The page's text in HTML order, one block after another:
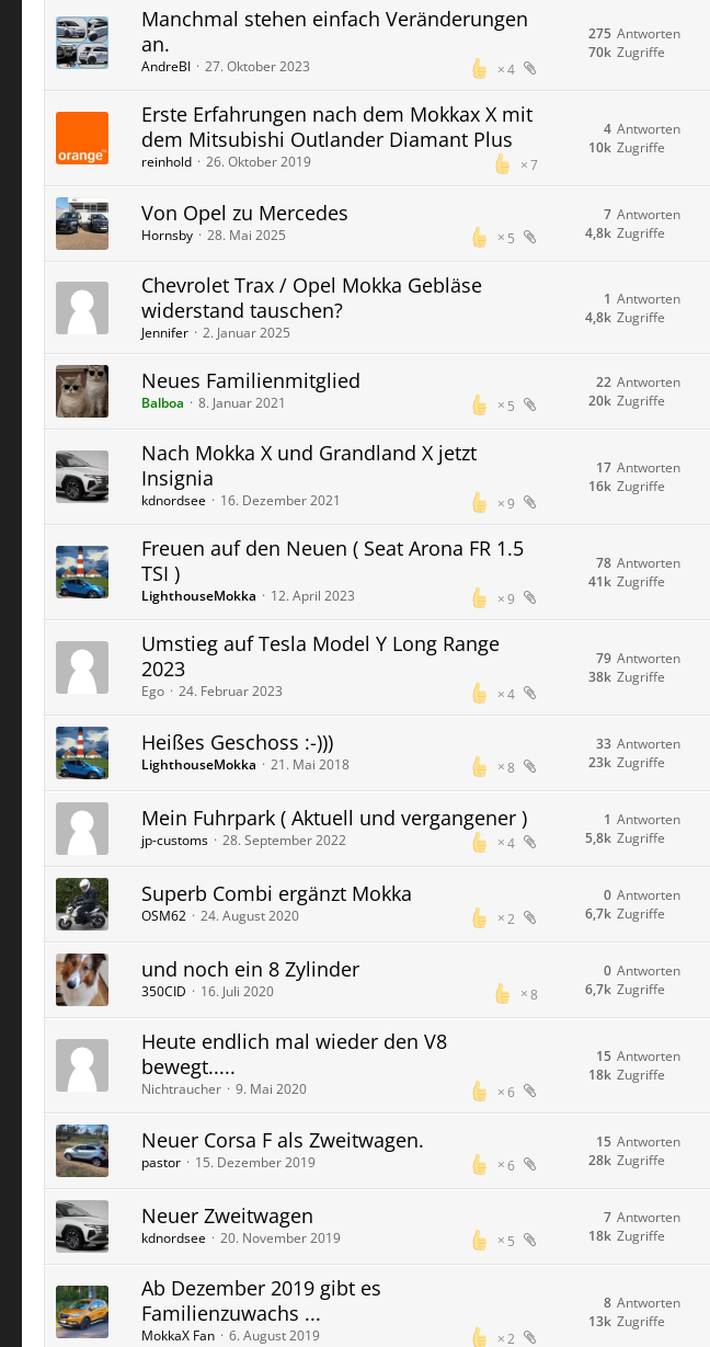
Manchmal stehen einfach Veränderungen
an.
4
AndreBI 27. Oktober 2023
Antworten
275
Zugriffe
70k
Erste Erfahrungen nach dem Mokkax X mit
dem Mitsubishi Outlander Diamant Plus
7
reinhold 26. Oktober 2019
Antworten
4
Zugriffe
10k
Von Opel zu Mercedes
5
Hornsby 28. Mai 2025
Antworten
7
Zugriffe
4,8k
Chevrolet Trax / Opel Mokka Gebläse
widerstand tauschen?
Jennifer 2. Januar 2025
Antworten
1
Zugriffe
4,8k
Neues Familienmitglied
5
Balboa 8. Januar 2021
Antworten
22
Zugriffe
20k
Nach Mokka X und Grandland X jetzt
Insignia
9
kdnordsee 16. Dezember 2021
Antworten
17
Zugriffe
16k
Freuen auf den Neuen ( Seat Arona FR 1.5
TSI )
9
LighthouseMokka 12. April 2023
Antworten
78
Zugriffe
41k
Umstieg auf Tesla Model Y Long Range
2023
4
Ego 24. Februar 2023
Antworten
79
Zugriffe
38k
Heißes Geschoss :-)))
8
LighthouseMokka 21. Mai 2018
Antworten
33
Zugriffe
23k
Mein Fuhrpark ( Aktuell und vergangener )
4
jp-customs 28. September 2022
Antworten
1
Zugriffe
5,8k
Superb Combi ergänzt Mokka
2
OSM62 24. August 2020
Antworten
0
Zugriffe
6,7k
und noch ein 8 Zylinder
8
350CID 16. Juli 2020
Antworten
0
Zugriffe
6,7k
Heute endlich mal wieder den V8
bewegt.....
6
Nichtraucher 9. Mai 2020
Antworten
15
Zugriffe
18k
Neuer Corsa F als Zweitwagen.
6
pastor 15. Dezember 2019
Antworten
15
Zugriffe
28k
Neuer Zweitwagen
5
kdnordsee 20. November 2019
Antworten
7
Zugriffe
18k
Ab Dezember 2019 gibt es
Familienzuwachs ...
2
MokkaX Fan 6. August 2019
Antworten
8
Zugriffe
13k